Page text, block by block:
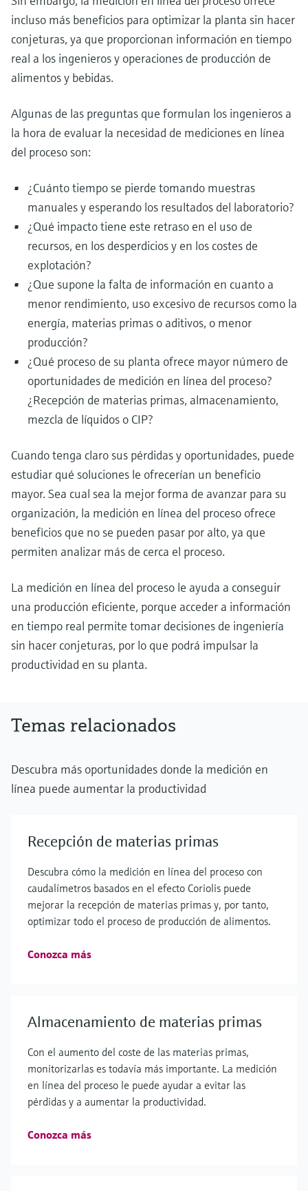
incluso más beneficios para optimizar la planta sin hacer
conjeturas, ya que proporcionan información en tiempo
real a los ingenieros y operaciones de producción de
alimentos y bebidas.
Algunas de las preguntas que formulan los ingenieros a
la hora de evaluar la necesidad de mediciones en línea
del proceso son:
¿Cuánto tiempo se pierde tomando muestras
manuales y esperando los resultados del laboratorio?
¿Qué impacto tiene este retraso en el uso de
recursos, en los desperdicios y en los costes de
explotación?
¿Que supone la falta de información en cuanto a
menor rendimiento, uso excesivo de recursos como la
energía, materias primas o aditivos, o menor
producción?
¿Qué proceso de su planta ofrece mayor número de
oportunidades de medición en línea del proceso?
¿Recepción de materias primas, almacenamiento,
mezcla de líquidos o CIP?
Cuando tenga claro sus pérdidas y oportunidades, puede
estudiar qué soluciones le ofrecerían un beneficio
mayor. Sea cual sea la mejor forma de avanzar para su
organización, la medición en línea del proceso ofrece
beneficios que no se pueden pasar por alto, ya que
permiten analizar más de cerca el proceso.
La medición en línea del proceso le ayuda a conseguir
una producción eficiente, porque acceder a información
en tiempo real permite tomar decisiones de ingeniería
sin hacer conjeturas, por lo que podrá impulsar la
productividad en su planta.
Temas relacionados
Descubra más oportunidades donde la medición en
línea puede aumentar la productividad
Recepción de materias primas
Descubra cómo la medición en línea del proceso con
caudalímetros basados en el efecto Coriolis puede
mejorar la recepción de materias primas y, por tanto,
optimizar todo el proceso de producción de alimentos.
Conozca más
Almacenamiento de materias primas
Con el aumento del coste de las materias primas,
monitorizarlas es todavía más importante. La medición
en línea del proceso le puede ayudar a evitar las
pérdidas y a aumentar la productividad.
Conozca más